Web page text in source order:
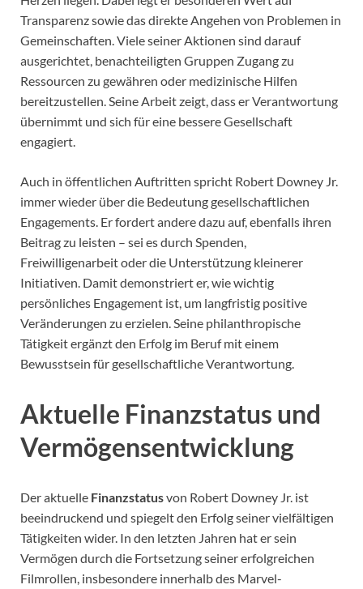
Transparenz sowie das direkte Angehen von Problemen in
Gemeinschaften. Viele seiner Aktionen sind darauf
ausgerichtet, benachteiligten Gruppen Zugang zu
Ressourcen zu gewähren oder medizinische Hilfen
bereitzustellen. Seine Arbeit zeigt, dass er Verantwortung
übernimmt und sich für eine bessere Gesellschaft
engagiert.
Auch in öffentlichen Auftritten spricht Robert Downey Jr.
immer wieder über die Bedeutung gesellschaftlichen
Engagements. Er fordert andere dazu auf, ebenfalls ihren
Beitrag zu leisten – sei es durch Spenden,
Freiwilligenarbeit oder die Unterstützung kleinerer
Initiativen. Damit demonstriert er, wie wichtig
persönliches Engagement ist, um langfristig positive
Veränderungen zu erzielen. Seine philanthropische
Tätigkeit ergänzt den Erfolg im Beruf mit einem
Bewusstsein für gesellschaftliche Verantwortung.
Aktuelle Finanzstatus und
Vermögensentwicklung
Der aktuelle Finanzstatusvon Robert Downey Jr. ist
beeindruckend und spiegelt den Erfolg seiner vielfältigen
Tätigkeiten wider. In den letzten Jahren hat er sein
Vermögen durch die Fortsetzung seiner erfolgreichen
Filmrollen, insbesondere innerhalb des Marvel-